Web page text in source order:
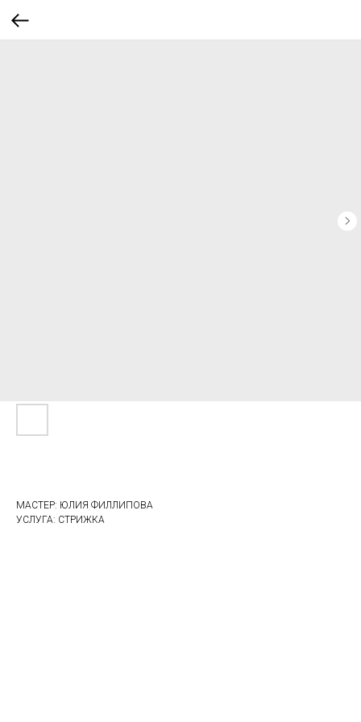
МАСТЕР: ЮЛИЯ ФИЛЛИПОВА
УСЛУГА: СТРИЖКА